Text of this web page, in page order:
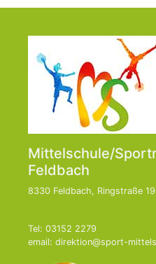
Mittelschule/
Feldbach
8330 Feldbach, Ringstraße
Tel: 03152 2279
email: direktion@sport-